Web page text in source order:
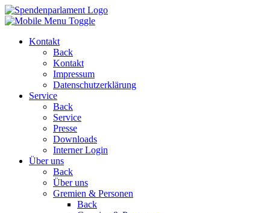
Kontakt
Back
Kontakt
Impressum
Datenschutzerklärung
Service
Back
Service
Presse
Downloads
Interner Login
Über uns
Back
Über uns
Gremien & Personen
Back